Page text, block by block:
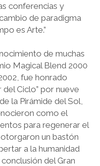
conferencias y
de paradigma
es Arte.”
de muchas
Magical Blend 2000
fue honrado
Ciclo” por nueve
la Pirámide del Sol,
como el
para regenerar el
un bastón
a la humanidad
del Gran